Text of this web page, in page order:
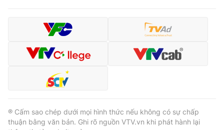
Video Shorts video
VTV Money
VTV Sức khoẻ Bất động sản
® Cấm sao chép dưới mọi hình thức nếu không có sự chấp
thuận bằng văn bản. Ghi rõ nguồn VTV.vn khi phát hành lại